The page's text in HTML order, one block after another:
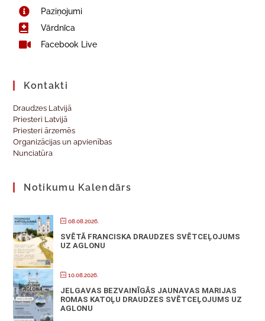
Paziņojumi
Vārdnīca
Facebook Live
Kontakti
Draudzes Latvijā
Priesteri Latvijā
Priesteri ārzemēs
Organizācijas un apvienības
Nunciatūra
Notikumu Kalendārs
08.08.2026.
SVĒTĀ FRANCISKA DRAUDZES SVĒTCEĻOJUMS
UZ AGLONU
10.08.2026.
JELGAVAS BEZVAINĪGĀS JAUNAVAS MARIJAS
ROMAS KATOĻU DRAUDZES SVĒTCEĻOJUMS UZ
AGLONU